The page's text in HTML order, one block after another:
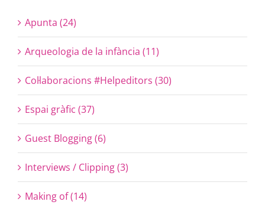
Apunta (24)
Arqueologia de la infància (11)
Col·laboracions #Helpeditors (30)
Espai gràfic (37)
Guest Blogging (6)
Interviews / Clipping (3)
Making of (14)